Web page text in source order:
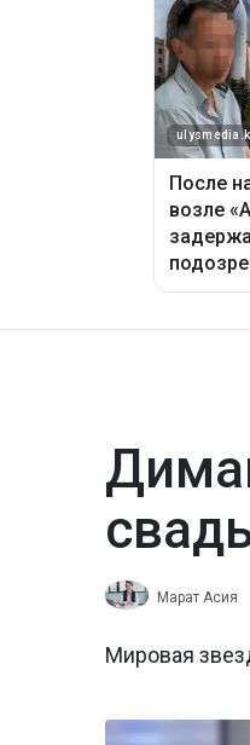
Марат Асия
Мировая